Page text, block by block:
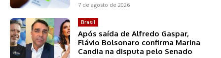
7 de agosto de 2026
Brasil
Após saída de Alfredo Gaspar,
Flávio Bolsonaro confirma Marina
Candia na disputa pelo Senado